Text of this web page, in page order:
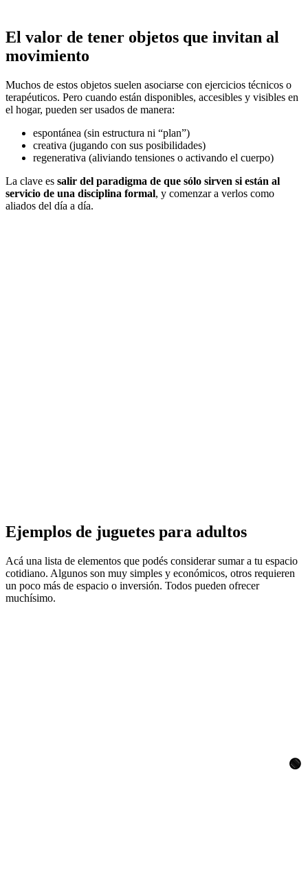
El valor de tener objetos que invitan al
movimiento
Muchos de estos objetos suelen asociarse con ejercicios técnicos o
terapéuticos. Pero cuando están disponibles, accesibles y visibles en
el hogar, pueden ser usados de manera:
espontánea (sin estructura ni “plan”)
creativa (jugando con sus posibilidades)
regenerativa (aliviando tensiones o activando el cuerpo)
La clave es salir del paradigma de que sólo sirven si están al
servicio de una disciplina formal, y comenzar a verlos como
aliados del día a día.
Ejemplos de juguetes para adultos
Acá una lista de elementos que podés considerar sumar a tu espacio
cotidiano. Algunos son muy simples y económicos, otros requieren
un poco más de espacio o inversión. Todos pueden ofrecer
muchísimo.
🟢